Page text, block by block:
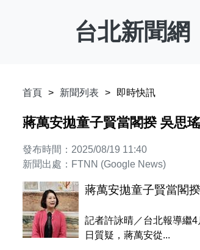
台北新聞網
首頁 新聞列表 即時快訊
蔣萬安拋童子賢當閣揆 吳思
發布時間：2025/08/19 11:40
新聞出處：FTNN (Google News)
蔣萬安拋童子賢當閣
記者許詠晴／台北報導繼
日質疑，蔣萬安從...